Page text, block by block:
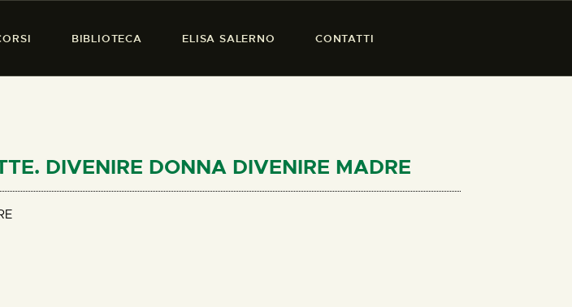
BIBLIOTECA ELISA SALERNO CONTATTI
DONNA
DIVENIRE DONNA DIVENIRE MADRE